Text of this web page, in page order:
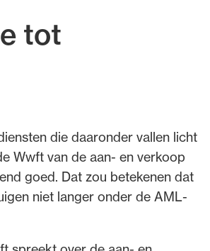
tot
die daaronder vallen licht
Wwft van de aan‑ en verkoop
goed. Dat zou betekenen dat
niet langer onder de AML-